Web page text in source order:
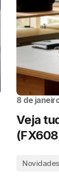
8 de
Veja